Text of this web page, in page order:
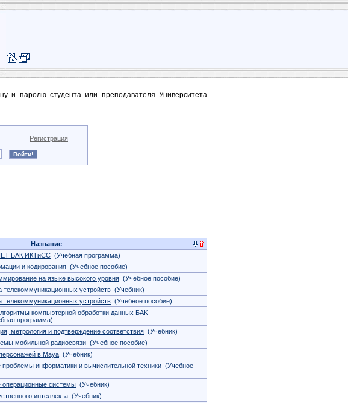
и паролю студента или преподавателя Университета
Регистрация
Название
БАК ИКТиСС (Учебная программа)
и кодирования (Учебное пособие)
на языке высокого уровня (Учебное пособие)
телекоммуникационных устройств (Учебник)
телекоммуникационных устройств (Учебное пособие)
компьютерной обработки данных БАК
программа)
метрология и подтверждение соответствия (Учебник)
мобильной радиосвязи (Учебное пособие)
в Мауа (Учебник)
информатики и вычислительной техники (Учебное
системы (Учебник)
интеллекта (Учебник)